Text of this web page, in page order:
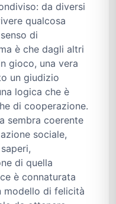
da diversi
qualcosa
di
è che dagli altri
gioco, una vera
un giudizio
logica che è
di cooperazione.
sembra coerente
sociale,
di quella
è connaturata
modello di felicità